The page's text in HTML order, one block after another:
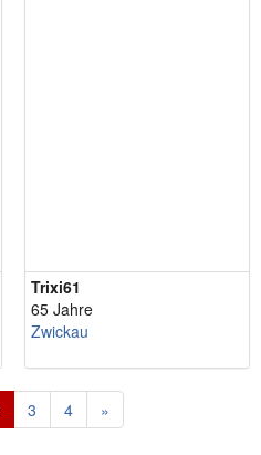
Trixi61
65 Jahre
Zwickau
3 4 »